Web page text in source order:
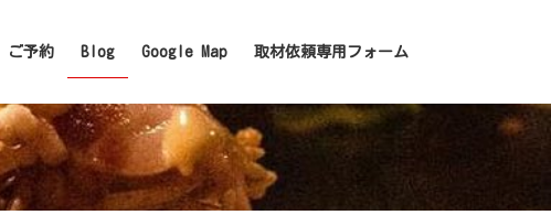
ご予約 Blog Google Map 取材依頼専用フォーム